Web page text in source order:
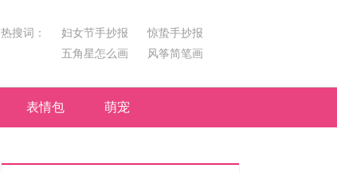
热搜词： 妇女节手抄报
惊蛰手抄报
五角星怎么画
风筝简笔画
表情包 萌宠